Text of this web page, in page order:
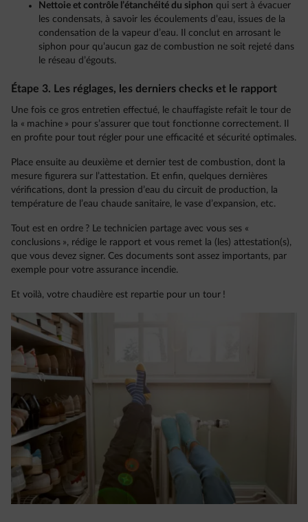
Nettoie et contrôle l’étanchéité du siphon qui sert à évacuer
les condensats, à savoir les écoulements d’eau, issues de la
condensation de la vapeur d’eau. Il conclut en arrosant le
siphon pour qu’aucun gaz de combustion ne soit rejeté dans
le réseau d’égouts.
Étape 3. Les réglages, les derniers checks et le rapport
Une fois ce gros entretien effectué, le chauffagiste refait le tour de
la « machine » pour s’assurer que tout fonctionne correctement. Il
en profite pour tout régler pour une efficacité et sécurité optimales.
Place ensuite au deuxième et dernier test de combustion, dont la
mesure figurera sur l’attestation. Et enfin, quelques dernières
vérifications, dont la pression d’eau du circuit de production, la
température de l’eau chaude sanitaire, le vase d’expansion, etc.
Tout est en ordre ? Le technicien partage avec vous ses «
conclusions », rédige le rapport et vous remet la (les) attestation(s),
que vous devez signer. Ces documents sont assez importants, par
exemple pour votre assurance incendie.
Et voilà, votre chaudière est repartie pour un tour !